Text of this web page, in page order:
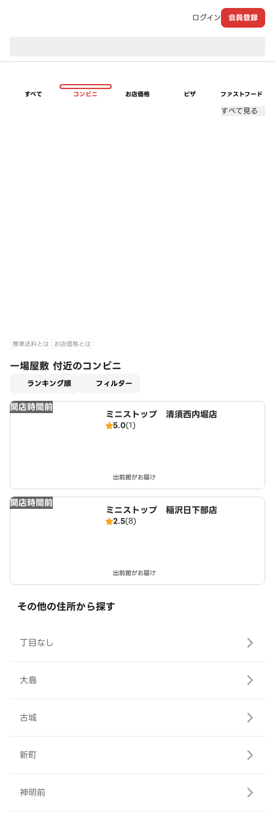
ログイン 会員登録
すべて コンビニ お店価格 ピザ ファストフード
すべて見る
標準送料とは お店価格とは
一場屋敷 付近のコンビニ
ランキング順 フィルター
開店時間前
ミニストップ 清須西内堀店
5.0(1)
出前館がお届け
開店時間前
ミニストップ 稲沢日下部店
2.5(8)
出前館がお届け
その他の住所から探す
丁目なし
大島
古城
新町
神明前